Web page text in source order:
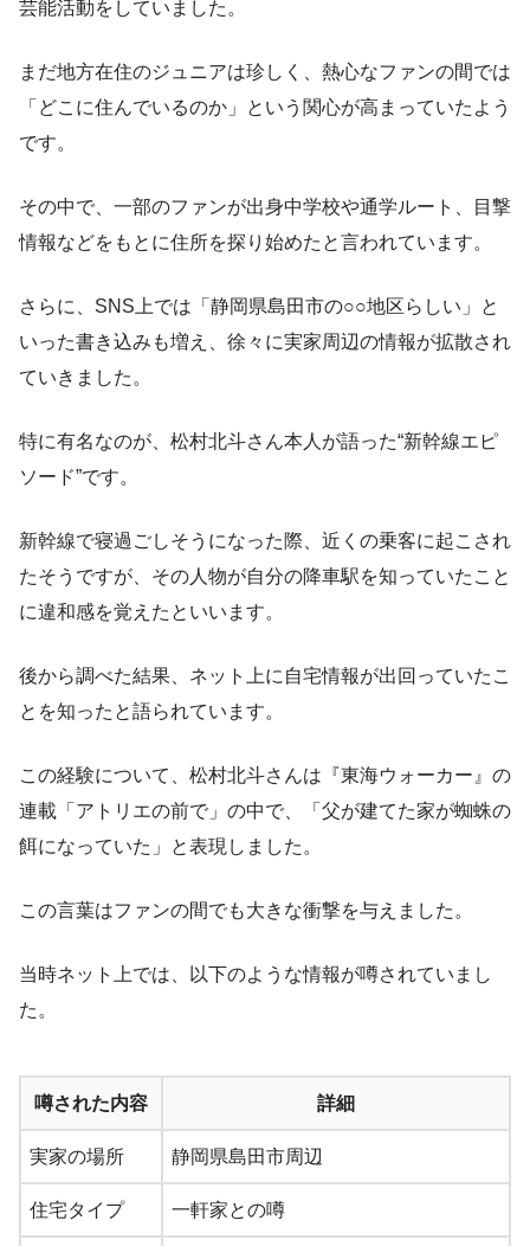
芸能活動をしていました。
まだ地方在住のジュニアは珍しく、熱心なファンの間では
「どこに住んでいるのか」という関心が高まっていたよう
です。
その中で、一部のファンが出身中学校や通学ルート、目撃
情報などをもとに住所を探り始めたと言われています。
さらに、SNS上では「静岡県島田市の○○地区らしい」と
いった書き込みも増え、徐々に実家周辺の情報が拡散され
ていきました。
特に有名なのが、松村北斗さん本人が語った“新幹線エピ
ソード”です。
新幹線で寝過ごしそうになった際、近くの乗客に起こされ
たそうですが、その人物が自分の降車駅を知っていたこと
に違和感を覚えたといいます。
後から調べた結果、ネット上に自宅情報が出回っていたこ
とを知ったと語られています。
この経験について、松村北斗さんは『東海ウォーカー』の
連載「アトリエの前で」の中で、「父が建てた家が蜘蛛の
餌になっていた」と表現しました。
この言葉はファンの間でも大きな衝撃を与えました。
当時ネット上では、以下のような情報が噂されていまし
た。
噂された内容 詳細
実家の場所 静岡県島田市周辺
住宅タイプ 一軒家との噂